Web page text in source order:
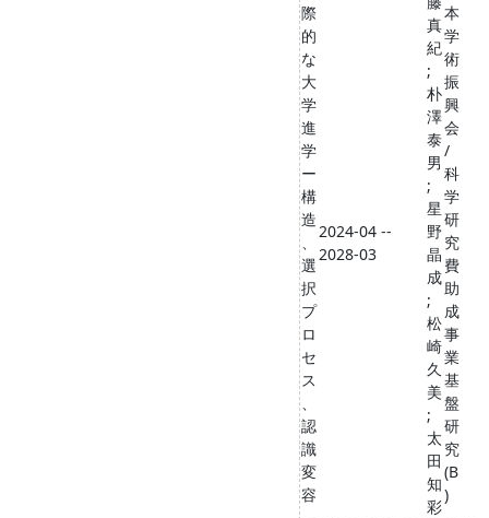
際
的
な
大
学
進
学
ー
構
造
、
選
択
プ
ロ
セ
ス
、
認
識
変
容
2024-04 --
2028-03
真
紀
;
朴
澤
泰
男
;
星
野
晶
成
;
松
崎
久
美
;
太
田
知
彩
本
学
術
振
興
会
/
科
学
研
究
費
助
成
事
業
基
盤
研
究
(B
)